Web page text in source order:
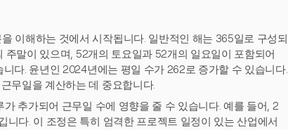
이해하는 것에서 시작됩니다. 일반적인 해는 365일로 구성되
말이 있으며, 52개의 토요일과 52개의 일요일이 포함되어
다. 윤년인 2024년에는 평일 수가 262로 증가할 수 있습니다.
무일을 계산하는 데 중요합니다.
추가되어 근무일 수에 영향을 줄 수 있습니다. 예를 들어, 2
다. 이 조정은 특히 엄격한 프로젝트 일정이 있는 산업에서